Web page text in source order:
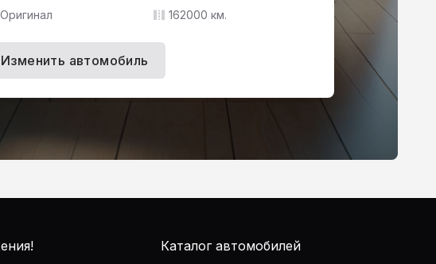
Оригинал
162000 км.
Изменить автомобиль
Каталог автомобилей